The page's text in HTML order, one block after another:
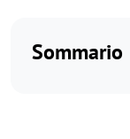
Sommario